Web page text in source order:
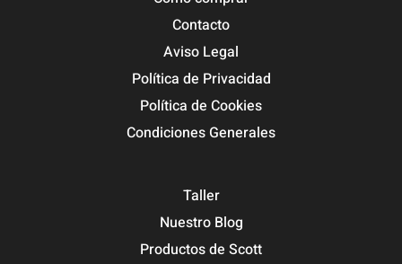
Contacto
Aviso Legal
Política de Privacidad
Política de Cookies
Condiciones Generales
Taller
Nuestro Blog
Productos de Scott